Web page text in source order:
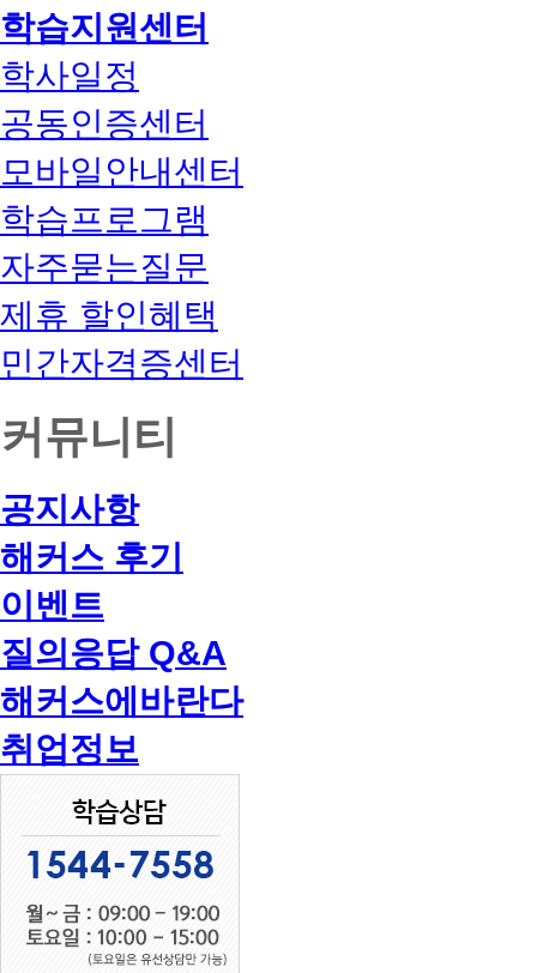
학습지원센터
학사일정
공동인증센터
모바일안내센터
학습프로그램
자주묻는질문
제휴 할인혜택
민간자격증센터
커뮤니티
공지사항
해커스 후기
이벤트
질의응답 Q&A
해커스에바란다
취업정보